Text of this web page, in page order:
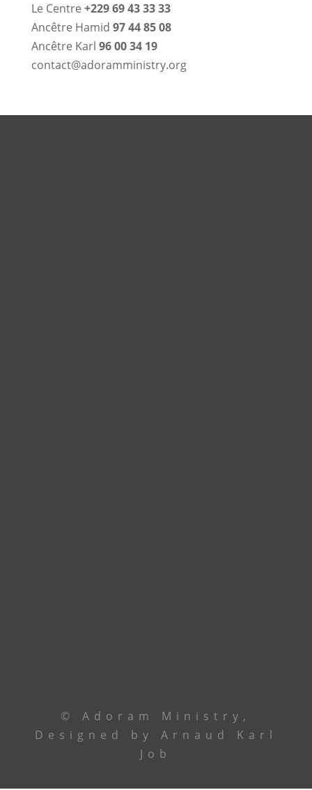
Le Centre +229 69 43 33 33
Ancêtre Hamid 97 44 85 08
Ancêtre Karl 96 00 34 19
contact@adoramministry.org
© Adoram Ministry,
Designed by Arnaud Karl
Job